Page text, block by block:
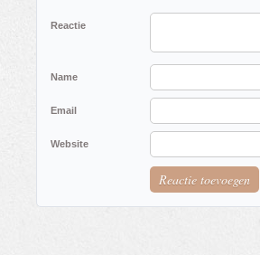
Reactie
Name
Email
Website